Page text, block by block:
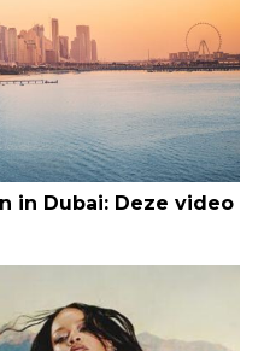
in Dubai: Deze video